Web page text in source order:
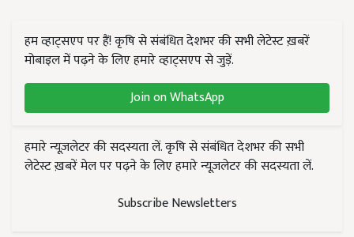
हम व्हाट्सएप पर हैं! कृषि से संबंधित देशभर की सभी लेटेस्ट ख़बरें
मोबाइल में पढ़ने के लिए हमारे व्हाट्सएप से जुड़ें.
Join on WhatsApp
हमारे न्यूज़लेटर की सदस्यता लें. कृषि से संबंधित देशभर की सभी
लेटेस्ट ख़बरें मेल पर पढ़ने के लिए हमारे न्यूज़लेटर की सदस्यता लें.
Subscribe Newsletters